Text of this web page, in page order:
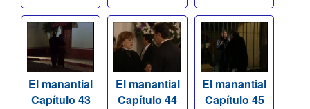
El manantial
Capítulo 43
El manantial
Capítulo 44
El manantial
Capítulo 45